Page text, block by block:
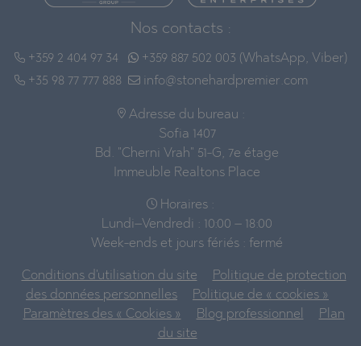
Nos contacts :
+359 2 404 97 34
+35 98 77 777 888
+359 887 502 003 (WhatsApp, Viber)
info@stonehardpremier.com
Adresse du bureau :
Sofia 1407
Bd. "Cherni Vrah" 51-G, 7e étage
Immeuble Realtons Place
Horaires :
Lundi–Vendredi : 10:00 – 18:00
Week-ends et jours fériés : fermé
Conditions d'utilisation du site
Politique de protection
des données personnelles
Politique de « cookies »
Paramètres des « Cookies »
Blog professionnel
Plan
du site